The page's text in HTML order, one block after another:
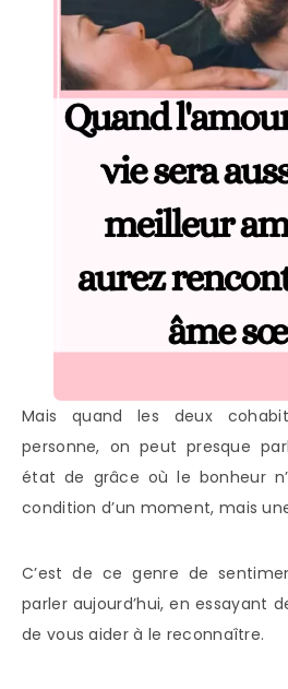
Mais quand les deux
personne, on peut presque
état de grâce où le bonheur
condition d’un moment, mais
C’est de ce genre de
parler aujourd’hui, en essayant
de vous aider à le reconnaître.